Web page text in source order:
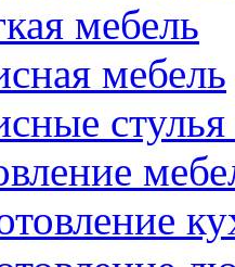
мебель
мебель
стулья